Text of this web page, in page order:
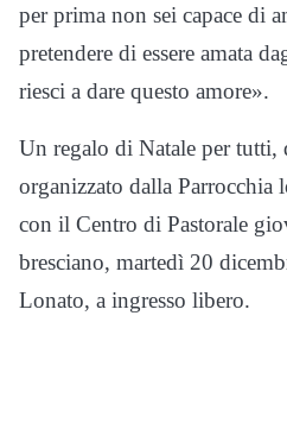
per prima non sei capace di
pretendere di essere amata
riesci a dare questo amore».
Un regalo di Natale per tutti,
organizzato dalla Parrocchia
con il Centro di Pastorale
bresciano, martedì 20
Lonato, a ingresso libero.